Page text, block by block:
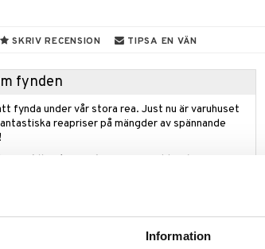
Information
SKRIV RECENSION TIPSA EN VÄN
fynden
fynda under vår stora rea. Just nu är varuhuset
reapriser på mängder av spännande
fram till 31/8-2026, men var snabb - dina